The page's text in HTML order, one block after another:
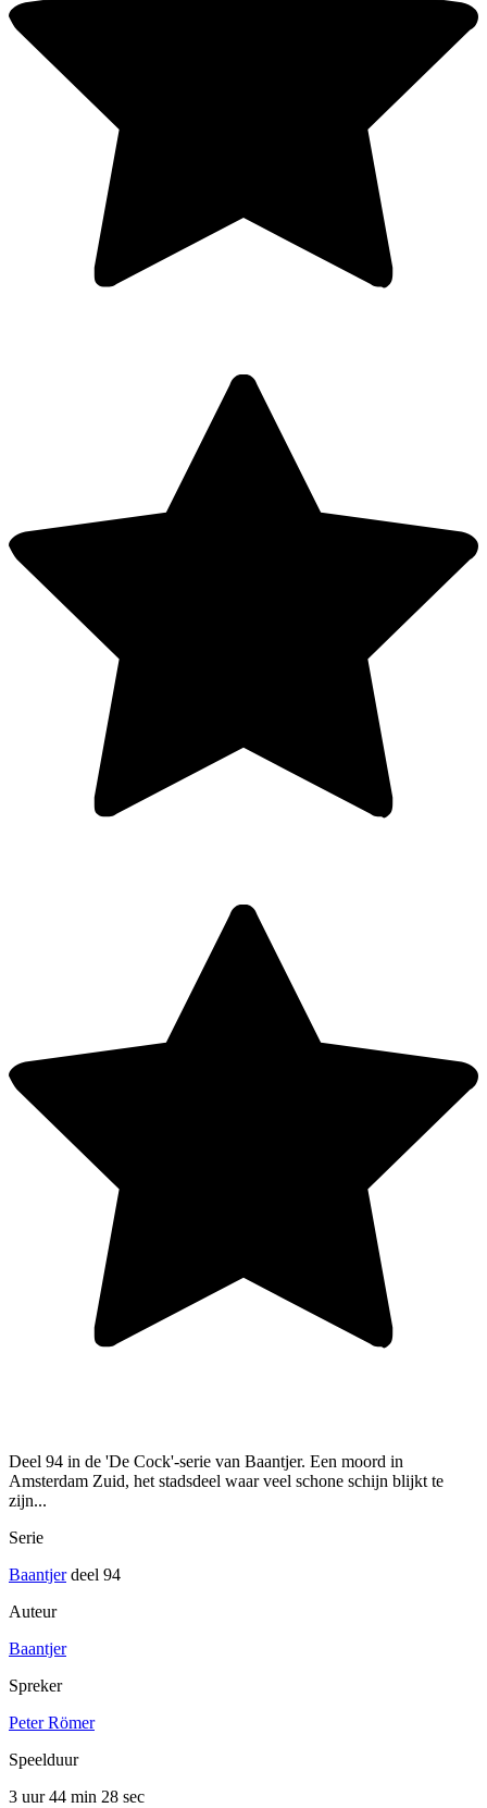
Deel 94 in de 'De Cock'-serie van Baantjer. Een moord in
Amsterdam Zuid, het stadsdeel waar veel schone schijn blijkt te
zijn...
Serie
Baantjerdeel 94
Auteur
Baantjer
Spreker
Peter Römer
Speelduur
3 uur 44 min 28 sec